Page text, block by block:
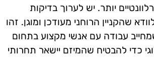
יותר. יש לערוך בדיקות
שהקניין הרוחני מעודכן ומוגן. זהו
עבודה עם אנשי מקצוע בתחום
כדי להבטיח שהמיזם יישאר תחרותי